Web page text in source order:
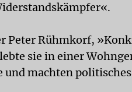
Peter Rühmkorf,
sie in einer
und machten